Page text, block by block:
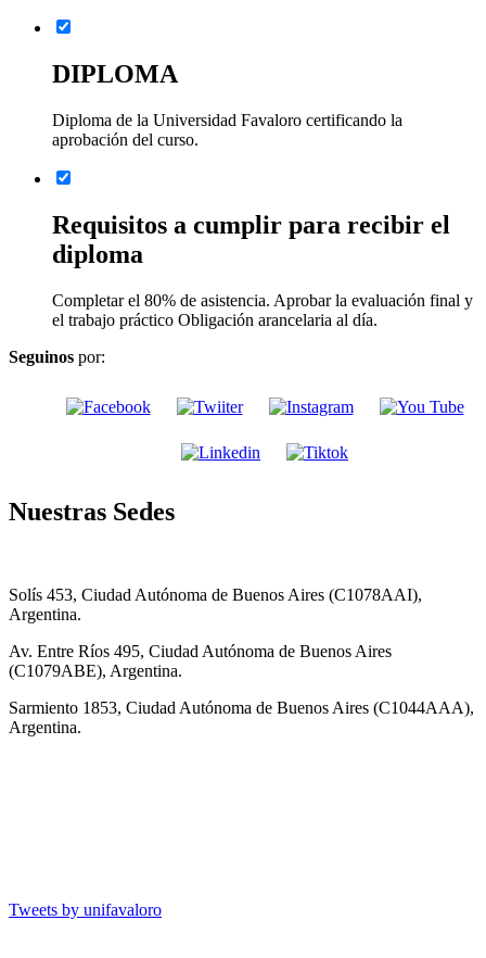
DIPLOMA
Diploma de la Universidad Favaloro certificando la
aprobación del curso.
Requisitos a cumplir para recibir el
diploma
Completar el 80% de asistencia. Aprobar la evaluación final y
el trabajo práctico Obligación arancelaria al día.
Seguinos por:
Nuestras Sedes
Solís 453, Ciudad Autónoma de Buenos Aires (C1078AAI),
Argentina.
Av. Entre Ríos 495, Ciudad Autónoma de Buenos Aires
(C1079ABE), Argentina.
Sarmiento 1853, Ciudad Autónoma de Buenos Aires (C1044AAA),
Argentina.